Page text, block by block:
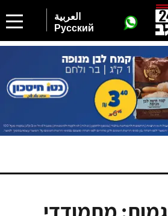
العربية
Русский